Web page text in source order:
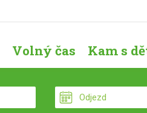
Volný čas Kam s